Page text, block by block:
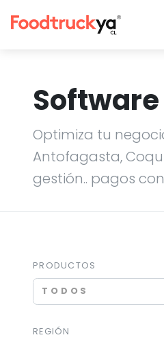
Optimiza tu
Antofagasta,
gestión.. pagos
PRODUCTOS
TODOS
REGIÓN